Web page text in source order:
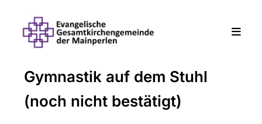
Gymnastik auf dem Stuhl
(noch nicht bestätigt)